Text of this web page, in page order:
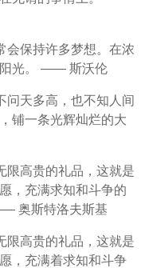
会保持许多梦想。在浓
阳光。 —— 斯沃伦
问天多高，也不知人间
铺一条光辉灿烂的大
限高贵的礼品，这就是
，充满求知和斗争的
奥斯特洛夫斯基
限高贵的礼品，这就是
，充满着求知和斗争